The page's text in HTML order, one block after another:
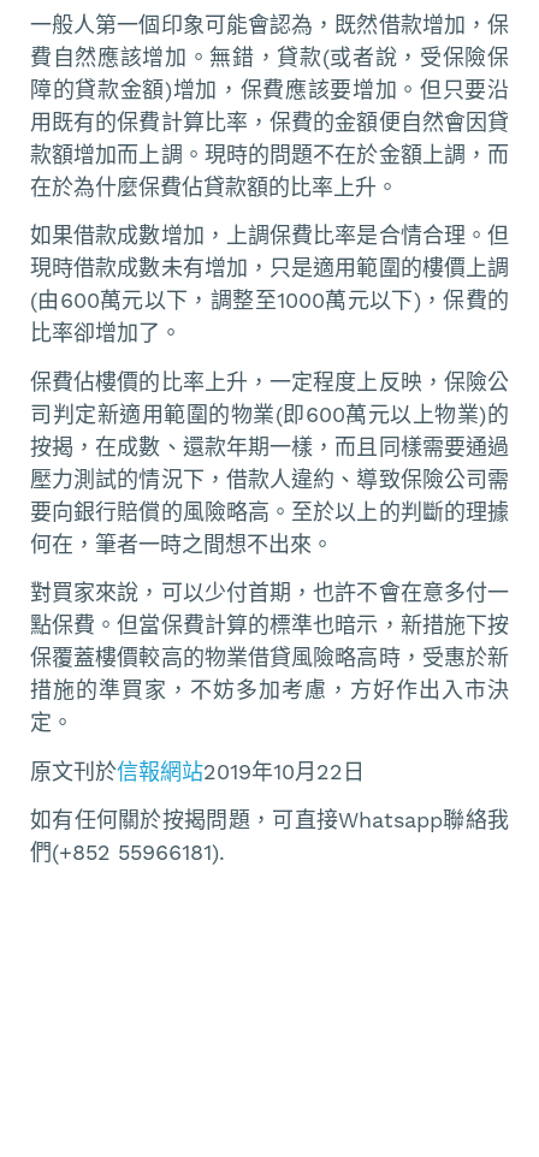
一般人第一個印象可能會認為，既然借款增加，保
費自然應該增加。無錯，貸款(或者說，受保險保
障的貸款金額)增加，保費應該要增加。但只要沿
用既有的保費計算比率，保費的金額便自然會因貸
款額增加而上調。現時的問題不在於金額上調，而
在於為什麼保費佔貸款額的比率上升。
如果借款成數增加，上調保費比率是合情合理。但
現時借款成數未有增加，只是適用範圍的樓價上調
(由600萬元以下，調整至1000萬元以下)，保費的
比率卻增加了。
保費佔樓價的比率上升，一定程度上反映，保險公
司判定新適用範圍的物業(即600萬元以上物業)的
按揭，在成數、還款年期一樣，而且同樣需要通過
壓力測試的情況下，借款人違約、導致保險公司需
要向銀行賠償的風險略高。至於以上的判斷的理據
何在，筆者一時之間想不出來。
對買家來說，可以少付首期，也許不會在意多付一
點保費。但當保費計算的標準也暗示，新措施下按
保覆蓋樓價較高的物業借貸風險略高時，受惠於新
措施的準買家，不妨多加考慮，方好作出入市決
定。
原文刊於信報網站2019年10月22日
如有任何關於按揭問題，可直接Whatsapp聯絡我
們(+852 55966181).